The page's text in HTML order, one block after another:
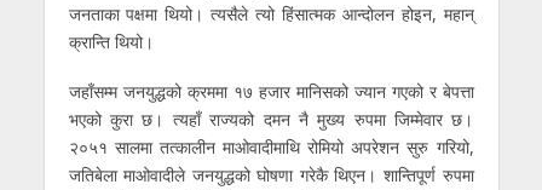
जनताका पक्षमा थियो। त्यसैले त्यो हिंसात्मक आन्दोलन होइन, महान्
क्रान्ति थियो।
जहाँसम्म जनयुद्धको क्रममा १७ हजार मानिसको ज्यान गएको र बेपत्ता
भएको कुरा छ। त्यहाँ राज्यको दमन नै मुख्य रुपमा जिम्मेवार छ।
२०५१ सालमा तत्कालीन माओवादीमाथि रोमियो अपरेशन सुरु गरियो,
जतिबेला माओवादीले जनयुद्धको घोषणा गरेकै थिएन। शान्तिपूर्ण रुपमा